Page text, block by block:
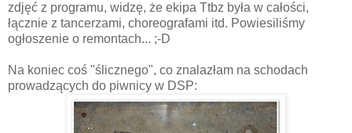
zdjęć z programu, widzę, że ekipa Ttbz była w całości,
łącznie z tancerzami, choreografami itd. Powiesiliśmy
ogłoszenie o remontach... ;-D
Na koniec coś "ślicznego", co znalazłam na schodach
prowadzących do piwnicy w DSP: